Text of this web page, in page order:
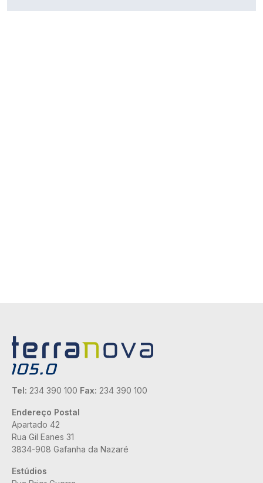
Tel: 234 390 100 Fax: 234 390 100
Endereço Postal
Apartado 42
Rua Gil Eanes 31
3834-908 Gafanha da Nazaré
Estúdios